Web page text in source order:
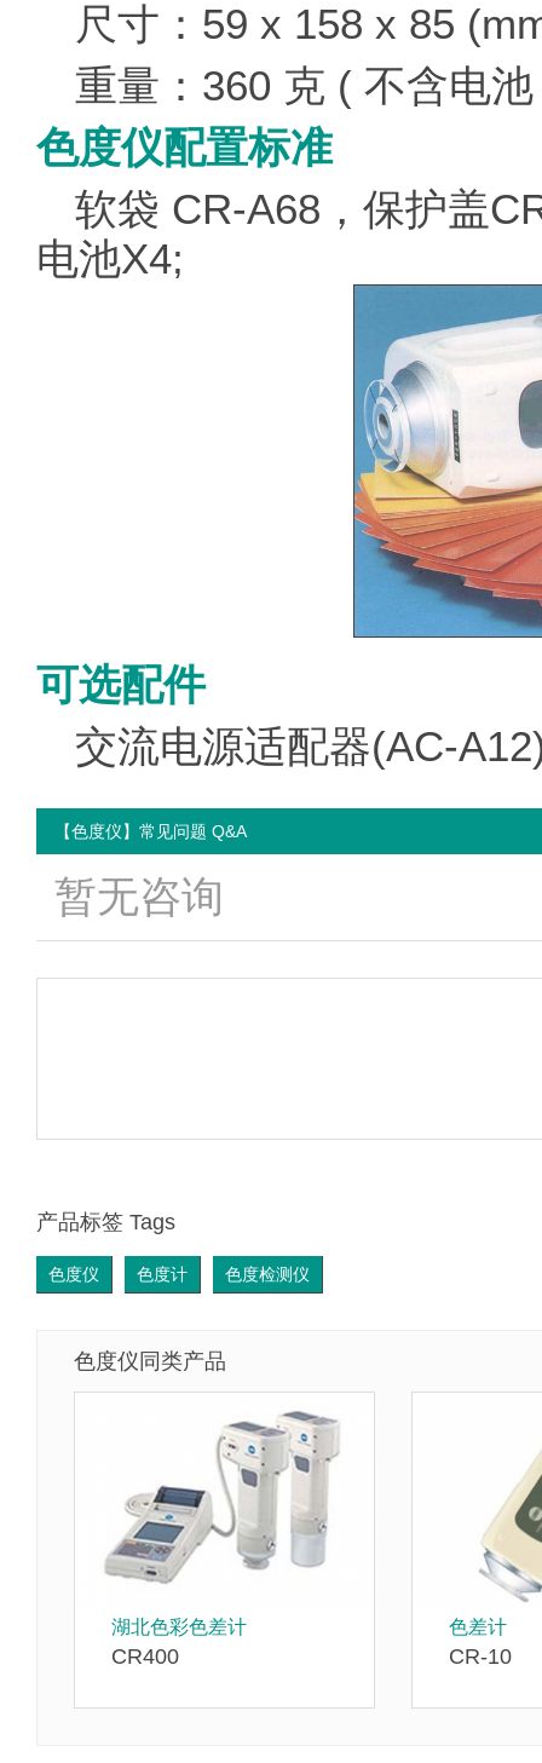
尺寸：59 x 158 x 85
重量：360 克 ( 不含电
色度仪配置标准
软袋 CR-A68，保护盖
电池X4;
可选配件
交流电源适配器(AC-
【色度仪】常见问题 Q&A
暂无咨询
产品标签 Tags
色度仪 色度计 色度检测仪
色度仪同类产品
湖北色彩色差计
CR400
色差计
CR-10